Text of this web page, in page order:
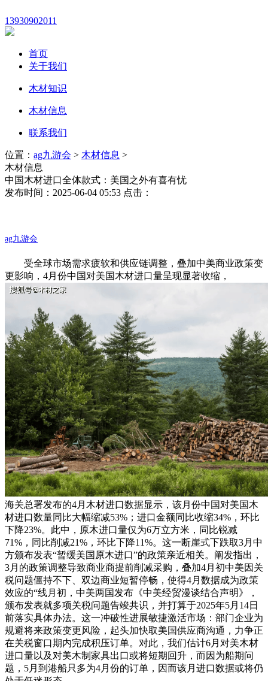
13930902011
首页
关于我们
木材知识
木材信息
联系我们
位置： ag九游会 > 木材信息 >
木材信息
中国木材进口全体款式：美国之外有喜有忧
发布时间：2025-06-04 05:53 点击：
ag九游会
受全球市场需求疲软和供应链调整，叠加中美商业政策变
更影响，4月份中国对美国木材进口量呈现显著收缩，
海关总署发布的4月木材进口数据显示，该月份中国对美国木
材进口数量同比大幅缩减53%；进口金额同比收缩34%，环比
下降23%。此中，原木进口量仅为6万立方米，同比锐减
71%，同比削减21%，环比下降11%。这一断崖式下跌取3月中
方颁布发表“暂缓美国原木进口”的政策亲近相关。阐发指出，
3月的政策调整导致商业商提前削减采购，叠加4月初中美因关
税问题僵持不下、双边商业短暂停畅，使得4月数据成为政策
效应的“线月初，中美两国发布《中美经贸漫谈结合声明》，
颁布发表就多项关税问题告竣共识，并打算于2025年5月14日
前落实具体办法。这一冲破性进展敏捷激活市场：部门企业为
规避将来政策变更风险，起头加快取美国供应商沟通，力争正
在关税窗口期内完成积压订单。对此，我们估计6月对美木材
进口量以及对美木制家具出口或将短期回升，而因为船期问
题，5月到港船只多为4月份的订单，因而该月进口数据或将仍